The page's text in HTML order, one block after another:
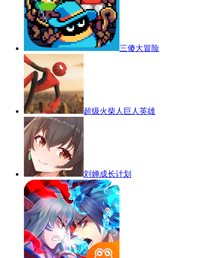
三傻大冒险
超级火柴人巨人英雄
刘婵成长计划